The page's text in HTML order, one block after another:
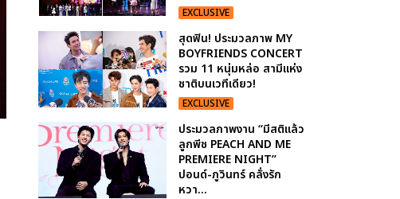
EXCLUSIVE
สุดฟิน! ประมวลภาพ MY
BOYFRIENDS CONCERT
รวม 11 หนุ่มหล่อ สามีแห่ง
ชาติบนเวทีเดียว!
EXCLUSIVE
ประมวลภาพงาน “มีสติแล้ว
ลูกพีช PEACH AND ME
PREMIERE NIGHT”
ปอนด์-ภูวินทร์ คลั่งรัก
หวา...